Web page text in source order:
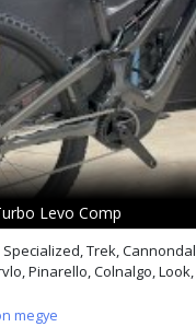
Levo Comp
Specialized, Trek,
Pinarello, Colnalgo, Look,
megye